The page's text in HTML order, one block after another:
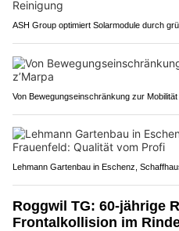
ASH Group optimiert Solarmodule durch
Von Bewegungseinschränkung zur Mobilität
Lehmann Gartenbau in Eschenz,
Roggwil TG: 60-jährige
Frontalkollision im